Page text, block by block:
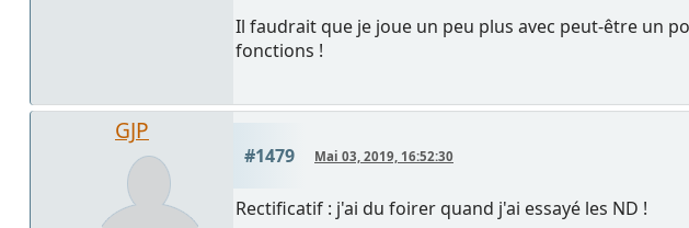
Il faudrait que je joue un peu plus avec peut-être un
fonctions !
GJP
#1479 Mai 03, 2019, 16:52:30
Rectificatif : j'ai du foirer quand j'ai essayé les ND !